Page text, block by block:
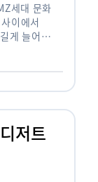
세대 문화
이에서
게 늘어서
저트